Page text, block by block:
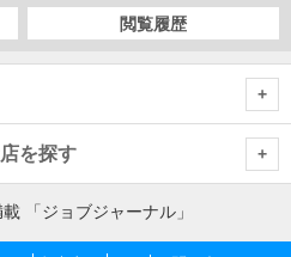
閲覧履歴
を探す
「ジョブジャーナル」